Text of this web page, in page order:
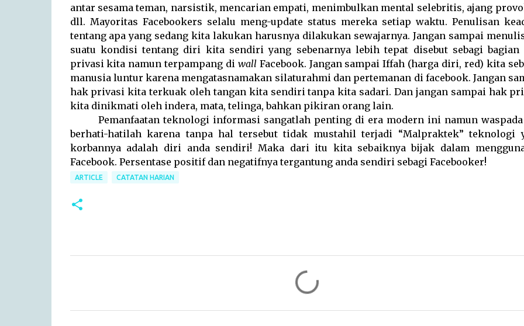
antar sesama teman, narsistik, mencarian empati, menimbulkan mental selebritis, ajang
dll. Mayoritas Facebookers selalu meng-update status mereka setiap waktu. Penulisan
tentang apa yang sedang kita lakukan harusnya dilakukan sewajarnya. Jangan sampai
suatu kondisi tentang diri kita sendiri yang sebenarnya lebih tepat disebut sebagi bagian
privasi kita namun terpampang di wallFacebook. Jangan sampai Iffah (harga diri, red) kita
manusia luntur karena mengatasnamakan silaturahmi dan pertemanan di facebook. Jangan
hak privasi kita terkuak oleh tangan kita sendiri tanpa kita sadari. Dan jangan sampai hak
kita dinikmati oleh indera, mata, telinga, bahkan pikiran orang lain.
Pemanfaatan teknologi informasi sangatlah penting di era modern ini namun
berhati-hatilah karena tanpa hal tersebut tidak mustahil terjadi “Malpraktek” teknologi
korbannya adalah diri anda sendiri! Maka dari itu kita sebaiknya bijak dalam
Facebook. Persentase positif dan negatifnya tergantung anda sendiri sebagi Facebooker!
ARTICLE CATATAN HARIAN